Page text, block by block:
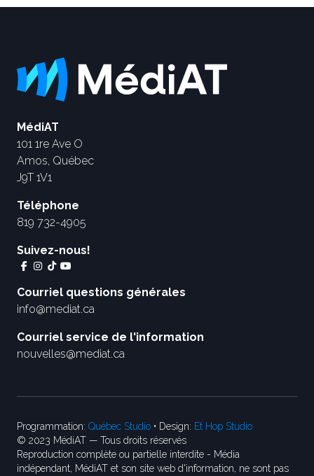
MédiAT
101 1re Ave O
Amos, Québec
J9T 1V1
Téléphone
819 732-4905
Suivez-nous!
Courriel questions générales
info@mediat.ca
Courriel service de l'information
nouvelles@mediat.ca
Programmation: Québec Studio • Design: Et Hop Studio
© 2023 MédiAT — Tous droits réservés
Reproduction complète ou partielle interdite - Média
indépendant, MédiAT et son site web d'information, ne sont pas